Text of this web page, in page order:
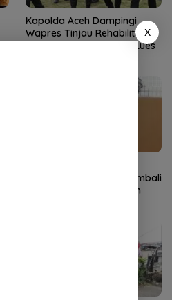
Kapolda Aceh Dampingi
Wapres Tinjau Rehabilitasi
Pascabencana di Gayo Lues
Dipertanyakan, Aceh Kembali
Terancam Jadi Penonton
X